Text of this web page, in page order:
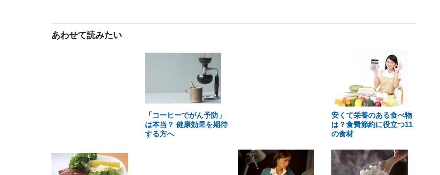
あわせて読みたい
「コーヒーでがん予防」
は本当？ 健康効果を期待
する方へ
安くて栄養のある食べ物
は？食費節約に役立つ11
の食材